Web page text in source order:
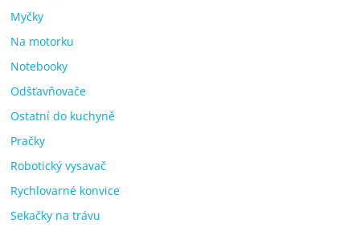
Myčky
Na motorku
Notebooky
Odšťavňovače
Ostatní do kuchyně
Pračky
Robotický vysavač
Rychlovarné konvice
Sekačky na trávu